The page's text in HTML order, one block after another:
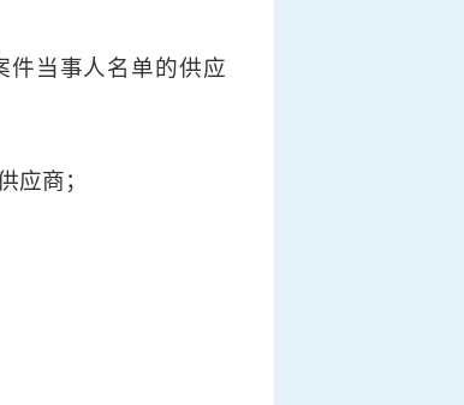
件当事人名单的供应
应商；